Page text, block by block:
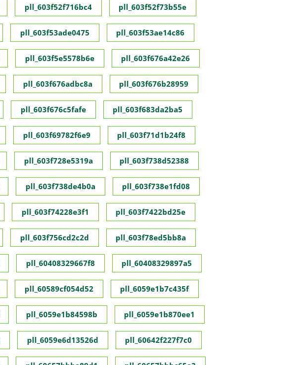
pll_603f52f716bc4 pll_603f52f73b55e
pll_603f53ade0475 pll_603f53ae14c86
pll_603f5e5578b6e pll_603f676a42e26
pll_603f676adbc8a pll_603f676b28959
pll_603f676c5fafe pll_603f683da2ba5
pll_603f69782f6e9 pll_603f71d1b24f8
pll_603f728e5319a pll_603f738d52388
pll_603f738de4b0a pll_603f738e1fd08
pll_603f74228e3f1 pll_603f7422bd25e
pll_603f756cd2c2d pll_603f78ed5bb8a
pll_60408329667f8 pll_60408329897a5
pll_60589cf054d52 pll_6059e1b7c435f
pll_6059e1b84598b pll_6059e1b870ee1
pll_6059e6d13526d pll_60642f227f7c0